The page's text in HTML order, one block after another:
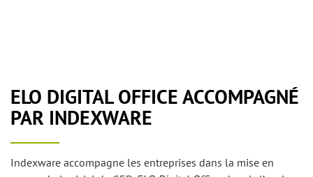
ELO DIGITAL OFFICE ACCOMPAGNÉ
PAR INDEXWARE
Indexware accompagne les entreprises dans la mise en